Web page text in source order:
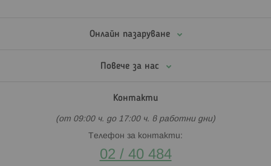
Онлайн пазаруване
Повече за нас
Контакти
(от 09:00 ч. до 17:00 ч. в работни дни)
Телефон за контакти:
02 / 40 484